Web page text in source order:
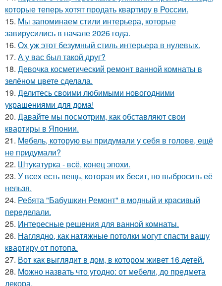
которые теперь хотят продать квартиру в России.
15. Мы запоминаем стили интерьера, которые
завирусились в начале 2026 года.
16. Ох уж этот безумный стиль интерьера в нулевых.
17. А у вас был такой друг?
18. Девочка косметический ремонт ванной комнаты в
зелёном цвете сделала.
19. Делитесь своими любимыми новогодними
украшениями для дома!
20. Давайте мы посмотрим, как обставляют свои
квартиры в Японии.
21. Мебель, которую вы придумали у себя в голове, ещё
не придумали?
22. Штукатурка - всё, конец эпохи.
23. У всех есть вещь, которая их бесит, но выбросить её
нельзя.
24. Ребята "Бабушкин Ремонт" в модный и красивый
переделали.
25. Интересные решения для ванной комнаты.
26. Наглядно, как натяжные потолки могут спасти вашу
квартиру от потопа.
27. Вот как выглядит в дом, в котором живет 16 детей.
28. Можно назвать что угодно: от мебели, до предмета
декора.